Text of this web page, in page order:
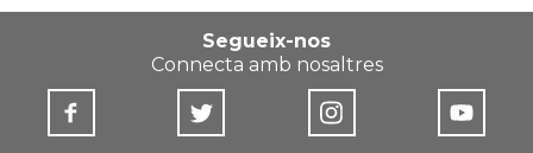
Segueix-nos
Connecta amb nosaltres